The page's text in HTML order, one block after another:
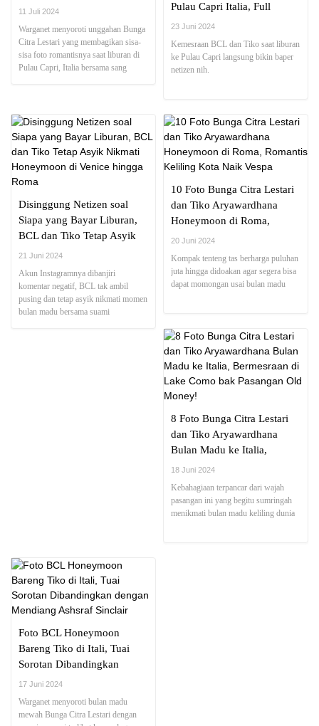
Capri
11 Juli 2024
Warganet menyoroti unggahan Bunga
Citra Lestari yang membagikan sisa-
sisa foto romantisnya saat liburan di
Pulau Capri, Italia bersama sang
Pulau Capri Italia, Full
Pamer Kemesraan!
23 Juni 2024
Kemesraan BCL dan Tiko saat liburan
ke Pulau Capri langsung bikin baper
netizen nih.
Disinggung Netizen soal
Siapa yang Bayar Liburan,
BCL dan Tiko Tetap Asyik
Nikmati Honeymoon di
21 Juni 2024
Akun Instagramnya dibanjiri
komentar negatif, BCL tak ambil
pusing dan tetap asyik nikmati momen
bulan madu bersama suami
10 Foto Bunga Citra Lestari
dan Tiko Aryawardhana
Honeymoon di Roma,
Romantis Keliling Kota Naik
20 Juni 2024
Kompak tenteng tas berharga puluhan
juta hingga didoakan agar segera bisa
dapat momongan usai bulan madu
8 Foto Bunga Citra Lestari
dan Tiko Aryawardhana
Bulan Madu ke Italia,
Bermesraan di Lake Como
18 Juni 2024
Kebahagiaan terpancar dari wajah
pasangan ini yang begitu sumringah
menikmati bulan madu keliling dunia
Foto BCL Honeymoon
Bareng Tiko di Itali, Tuai
Sorotan Dibandingkan
dengan Mendiang Ashsraf
17 Juni 2024
Warganet menyoroti bulan madu
mewah Bunga Citra Lestari dengan